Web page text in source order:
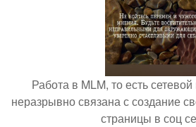
Работа в MLM, то есть
неразрывно связана с создание
страницы в соц